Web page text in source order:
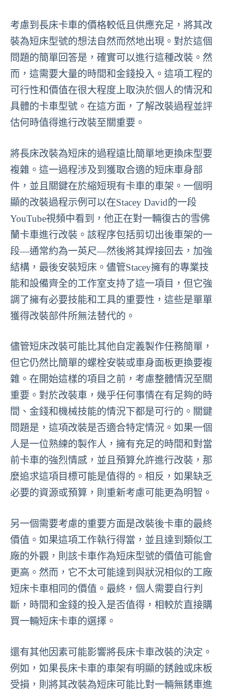
考慮到長床卡車的價格較低且供應充足，將其改
裝為短床型號的想法自然而然地出現。對於這個
問題的簡單回答是，確實可以進行這種改裝。然
而，這需要大量的時間和金錢投入。這項工程的
可行性和價值在很大程度上取決於個人的情況和
具體的卡車型號。在這方面，了解改裝過程並評
估何時值得進行改裝至關重要。
將長床改裝為短床的過程遠比簡單地更換床型要
複雜。這一過程涉及到獲取合適的短床車身部
件，並且關鍵在於縮短現有卡車的車架。一個明
顯的改裝過程示例可以在Stacey David的一段
YouTube視頻中看到，他正在對一輛復古的雪佛
蘭卡車進行改裝。該程序包括剪切出後車架的一
段—通常約為一英尺—然後將其焊接回去，加強
結構，最後安裝短床。儘管Stacey擁有的專業技
能和設備齊全的工作室支持了這一項目，但它強
調了擁有必要技能和工具的重要性，這些是單單
獲得改裝部件所無法替代的。
儘管短床改裝可能比其他自定義製作任務簡單，
但它仍然比簡單的螺栓安裝或車身面板更換要複
雜。在開始這樣的項目之前，考慮整體情況至關
重要。對於改裝車，幾乎任何事情在有足夠的時
間、金錢和機械技能的情況下都是可行的。關鍵
問題是，這項改裝是否適合特定情況。如果一個
人是一位熟練的製作人，擁有充足的時間和對當
前卡車的強烈情感，並且預算允許進行改裝，那
麼追求這項目標可能是值得的。相反，如果缺乏
必要的資源或預算，則重新考慮可能更為明智。
另一個需要考慮的重要方面是改裝後卡車的最終
價值。如果這項工作執行得當，並且達到類似工
廠的外觀，則該卡車作為短床型號的價值可能會
更高。然而，它不太可能達到與狀況相似的工廠
短床卡車相同的價值。最終，個人需要自行判
斷，時間和金錢的投入是否值得，相較於直接購
買一輛短床卡車的選擇。
還有其他因素可能影響將長床卡車改裝的決定。
例如，如果長床卡車的車架有明顯的銹蝕或床板
受損，則將其改裝為短床可能比對一輛無銹車進